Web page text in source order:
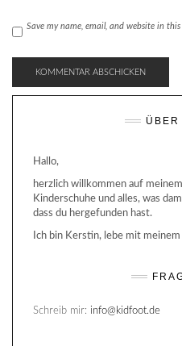
Save my name, email, and website in
ÜBER
Hallo,
herzlich willkommen auf
Kinderschuhe und alles, was
dass du hergefunden hast.
Ich bin Kerstin, lebe mit
Schreib mir: info@kidfoot.de